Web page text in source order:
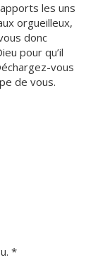
les uns
orgueilleux,
donc
pour qu’il
vous
de vous.
*